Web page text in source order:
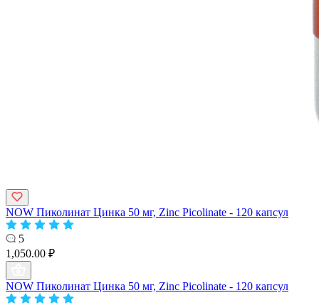
NOW Пиколинат Цинка 50 мг, Zinc Picolinate - 120 капсул
5
1,050.00 ₽
NOW Пиколинат Цинка 50 мг, Zinc Picolinate - 120 капсул